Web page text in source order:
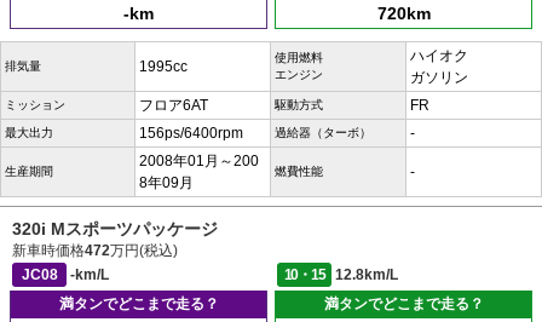
-km 720km
排気量 1995cc
使用燃料
エンジン
ハイオク
ガソリン
ミッション フロア6AT 駆動方式 FR
最大出力 156ps/6400rpm 過給器（ターボ） -
生産期間
2008年01月～200
8年09月
燃費性能 -
320i Mスポーツパッケージ
新車時価格472万円(税込)
JC08
-km/L 10・15
12.8km/L
満タンでどこまで走る？
満タンでどこまで走る？